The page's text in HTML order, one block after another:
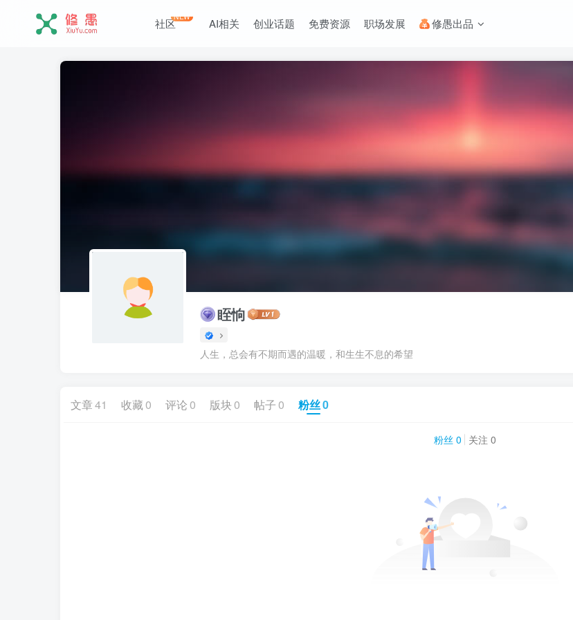
社区NEW AI相关 创业话题 免费资源 职场发展 修愚出品
眰恦
人生，总会有不期而遇的温暖，和生生不息的希望
文章41 收藏 0 评论 0 版块 0 帖子 0 粉丝0
粉丝 0 关注 0